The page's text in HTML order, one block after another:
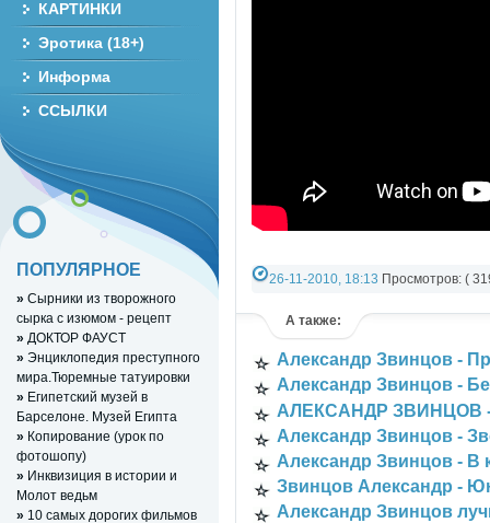
26-11-2010, 18:13 Просмотров: (
А также:
Александр Звинцов -
Александр Звинцов -
АЛЕКСАНДР ЗВИНЦОВ
Александр Звинцов -
Александр Звинцов - В
Звинцов Александр -
Александр Звинцов
КАРТИНКИ
Эротика (18+)
Информа
ССЫЛКИ
ПОПУЛЯРНОЕ
» Сырники из творожного
сырка с изюмом - рецепт
» ДОКТОР ФАУСТ
» Энциклопедия преступного
мира.Тюремные татуировки
» Египетский музей в
Барселоне. Музей Египта
» Копирование (урок по
фотошопу)
» Инквизиция в истории и
Молот ведьм
» 10 самых дорогих фильмов